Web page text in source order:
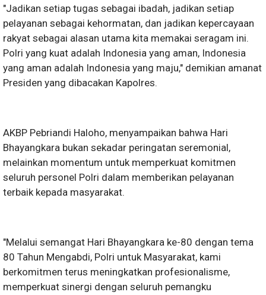
"Jadikan setiap tugas sebagai ibadah, jadikan setiap
pelayanan sebagai kehormatan, dan jadikan kepercayaan
rakyat sebagai alasan utama kita memakai seragam ini.
Polri yang kuat adalah Indonesia yang aman, Indonesia
yang aman adalah Indonesia yang maju," demikian amanat
Presiden yang dibacakan Kapolres.
AKBP Pebriandi Haloho, menyampaikan bahwa Hari
Bhayangkara bukan sekadar peringatan seremonial,
melainkan momentum untuk memperkuat komitmen
seluruh personel Polri dalam memberikan pelayanan
terbaik kepada masyarakat.
"Melalui semangat Hari Bhayangkara ke-80 dengan tema
80 Tahun Mengabdi, Polri untuk Masyarakat, kami
berkomitmen terus meningkatkan profesionalisme,
memperkuat sinergi dengan seluruh pemangku